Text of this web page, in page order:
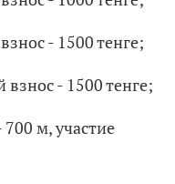
- 1500 тенге;
взнос - 1500 тенге;
м, участие